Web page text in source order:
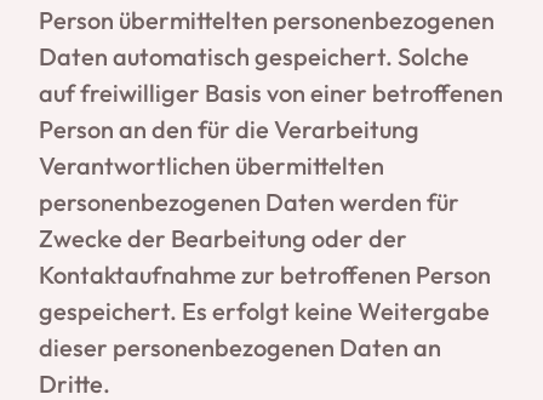
Person übermittelten personenbezogenen
Daten automatisch gespeichert. Solche
auf freiwilliger Basis von einer betroffenen
Person an den für die Verarbeitung
Verantwortlichen übermittelten
personenbezogenen Daten werden für
Zwecke der Bearbeitung oder der
Kontaktaufnahme zur betroffenen Person
gespeichert. Es erfolgt keine Weitergabe
dieser personenbezogenen Daten an
Dritte.